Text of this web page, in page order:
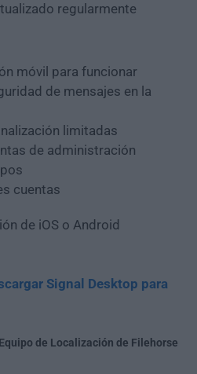
regularmente
móvil para funcionar
de mensajes en la
limitadas
de administración
cuentas
de iOS o Android
Signal Desktop para
Equipo de Localización de Filehorse